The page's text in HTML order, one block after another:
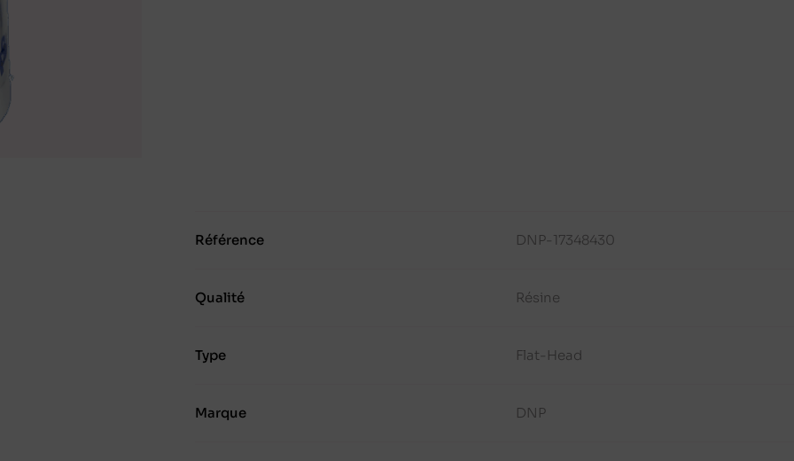
Référence DNP-17348430
Qualité Résine
Type Flat-Head
Marque DNP